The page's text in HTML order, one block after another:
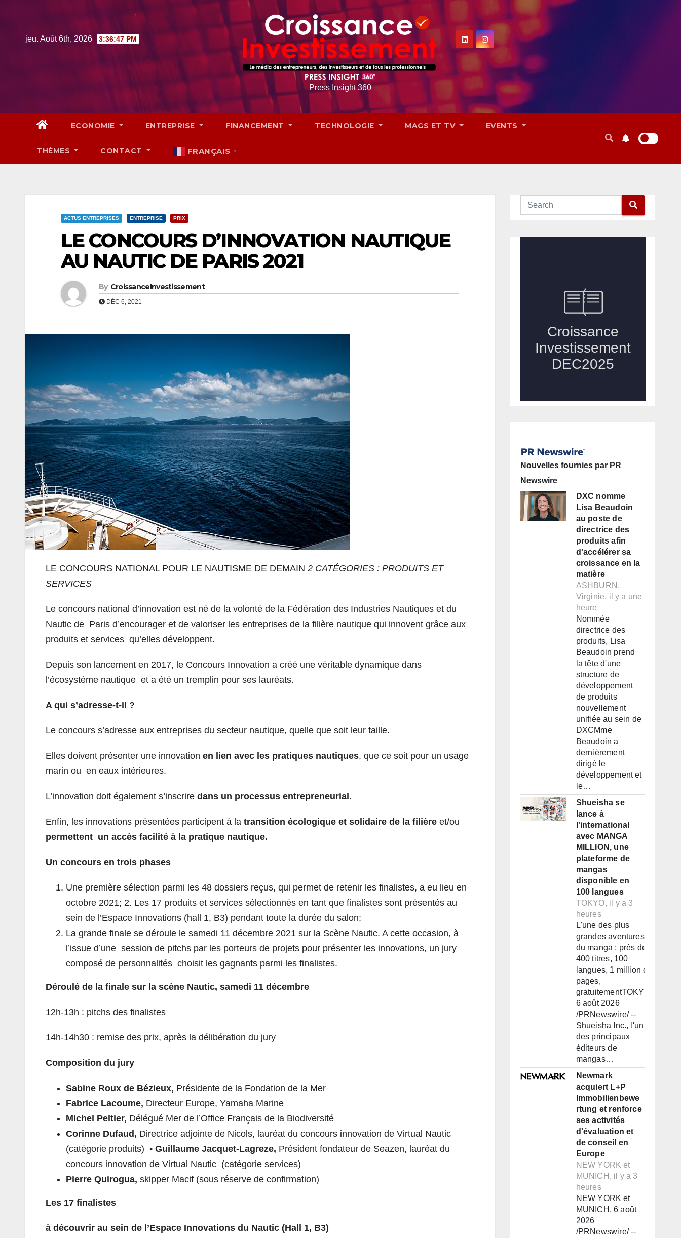
jeu. Août 6th, 2026 3:36:49 PM
Press Insight 360
ECONOMIE ENTREPRISE FINANCEMENT TECHNOLOGIE MAGS ET TV EVENTS
THÈMES CONTACT FRANÇAIS ▼
ACTUS ENTREPRISES ENTREPRISE PRIX
LE CONCOURS D’INNOVATION NAUTIQUE
AU NAUTIC DE PARIS 2021
By CroissanceInvestissement
DÉC 6, 2021
LE CONCOURS NATIONAL POUR LE NAUTISME DE DEMAIN 2 CATÉGORIES : PRODUITS ET
SERVICES
Le concours national d’innovation est né de la volonté de la Fédération des Industries Nautiques et du
Nautic de Paris d’encourager et de valoriser les entreprises de la filière nautique qui innovent grâce aux
produits et services qu’elles développent.
Depuis son lancement en 2017, le Concours Innovation a créé une véritable dynamique dans
l’écosystème nautique et a été un tremplin pour ses lauréats.
A qui s’adresse-t-il ?
Le concours s’adresse aux entreprises du secteur nautique, quelle que soit leur taille.
Elles doivent présenter une innovation en lien avec les pratiques nautiques, que ce soit pour un usage
marin ou en eaux intérieures.
L’innovation doit également s’inscrire dans un processus entrepreneurial.
Enfin, les innovations présentées participent à la transition écologique et solidaire de la filière et/ou
permettent un accès facilité à la pratique nautique.
Un concours en trois phases
Une première sélection parmi les 48 dossiers reçus, qui permet de retenir les finalistes, a eu lieu en
octobre 2021; 2. Les 17 produits et services sélectionnés en tant que finalistes sont présentés au
sein de l’Espace Innovations (hall 1, B3) pendant toute la durée du salon;
La grande finale se déroule le samedi 11 décembre 2021 sur la Scène Nautic. A cette occasion, à
l’issue d’une session de pitchs par les porteurs de projets pour présenter les innovations, un jury
composé de personnalités choisit les gagnants parmi les finalistes.
Déroulé de la finale sur la scène Nautic, samedi 11 décembre
12h-13h : pitchs des finalistes
14h-14h30 : remise des prix, après la délibération du jury
Composition du jury
Sabine Roux de Bézieux, Présidente de la Fondation de la Mer
Fabrice Lacoume, Directeur Europe, Yamaha Marine
Michel Peltier, Délégué Mer de l’Office Français de la Biodiversité
Corinne Dufaud, Directrice adjointe de Nicols, lauréat du concours innovation de Virtual Nautic
(catégorie produits) • Guillaume Jacquet-Lagreze, Président fondateur de Seazen, lauréat du
concours innovation de Virtual Nautic (catégorie services)
Pierre Quirogua, skipper Macif (sous réserve de confirmation)
Les 17 finalistes
à découvrir au sein de l’Espace Innovations du Nautic (Hall 1, B3)
Nouvelles fournies par PR
Newswire
DXC nomme
Lisa Beaudoin
au poste de
directrice des
produits afin
d'accélérer sa
croissance en la
matière
ASHBURN,
Virginie, il y a une
heure
Nommée
directrice des
produits, Lisa
Beaudoin prend
la tête d'une
structure de
développement
de produits
nouvellement
unifiée au sein de
DXCMme
Beaudoin a
dernièrement
dirigé le
développement et
le…
Shueisha se
lance à
l'international
avec MANGA
MILLION, une
plateforme de
mangas
disponible en
100 langues
TOKYO, il y a 3
heures
L'une des plus
grandes aventures
du manga : près de
400 titres, 100
langues, 1 million de
pages,
gratuitementTOKYO,
6 août 2026
/PRNewswire/ --
Shueisha Inc., l'un
des principaux
éditeurs de
mangas…
Newmark
acquiert L+P
Immobilienbewe
rtung et renforce
ses activités
d'évaluation et
de conseil en
Europe
NEW YORK et
MUNICH, il y a 3
heures
NEW YORK et
MUNICH, 6 août
2026
/PRNewswire/ --